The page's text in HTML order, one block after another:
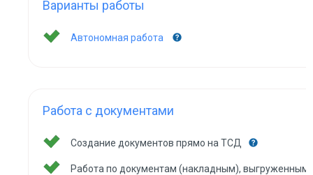
Варианты работы
Автономная работа
Работа с документами
Создание документов прямо на ТСД
Работа по документам (накладным), выгруженным